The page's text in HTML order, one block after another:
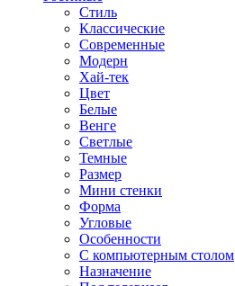
Стиль
Классические
Современные
Модерн
Хай-тек
Цвет
Белые
Венге
Светлые
Темные
Размер
Мини стенки
Форма
Угловые
Особенности
С компьютерным столом
Назначение